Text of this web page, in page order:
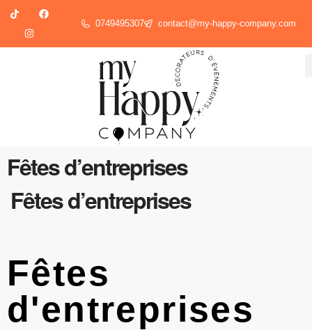
0749495307 contact@my-happy-company.com
Fêtes d’entreprises
Fêtes d’entreprises
Fêtes
d'entreprises